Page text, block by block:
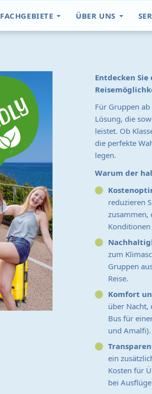
FACHGEBIETE ÜBER UNS
Entdecken
Für Gruppen
Lösung, die
leistet. Ob
die perfekte
legen.
Warum der
reduzieren
zusammen,
zum
Gruppen
Reise.
Komfort
über Nacht,
Bus für
und
ein
Kosten für
bei